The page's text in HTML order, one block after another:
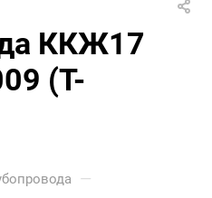
ККЖ17
(Т-
—